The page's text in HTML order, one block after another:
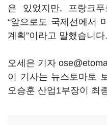
은 있었지만, 프랑크푸
“앞으로도 국제선에서
계획”이라고 말했습니다.
오세은 기자
이 기사는 뉴스토마토
오승훈 산업1부장이 최